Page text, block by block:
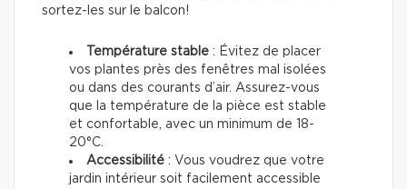
sortez-les sur le balcon!
Température stable : Évitez de placer
vos plantes près des fenêtres mal isolées
ou dans des courants d’air. Assurez-vous
que la température de la pièce est stable
et confortable, avec un minimum de 18-
20°C.
Accessibilité : Vous voudrez que votre
jardin intérieur soit facilement accessible